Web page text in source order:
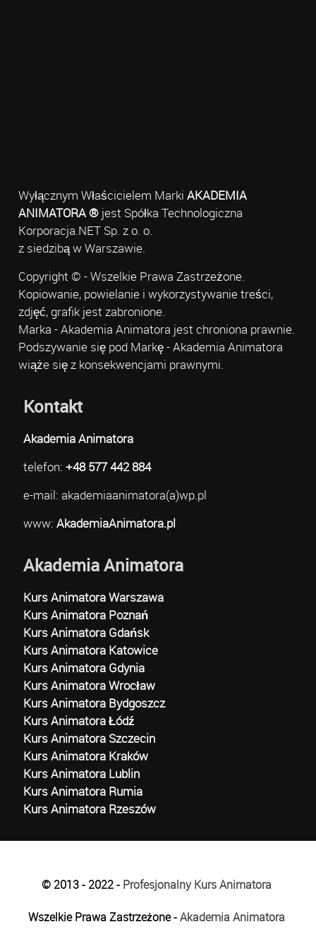
Wyłącznym Właścicielem Marki AKADEMIA
ANIMATORA ®jest Spółka Technologiczna
Korporacja.NET Sp. z o. o.
z siedzibą w Warszawie.
Copyright © - Wszelkie Prawa Zastrzeżone.
Kopiowanie, powielanie i wykorzystywanie treści,
zdjęć, grafik jest zabronione.
Marka - Akademia Animatora jest chroniona prawnie.
Podszywanie się pod Markę - Akademia Animatora
wiąże się z konsekwencjami prawnymi.
Kontakt
Akademia Animatora
telefon: +48 577 442 884
e-mail: akademiaanimatora(a)wp.pl
www: AkademiaAnimatora.pl
Akademia Animatora
Kurs Animatora Warszawa
Kurs Animatora Poznań
Kurs Animatora Gdańsk
Kurs Animatora Katowice
Kurs Animatora Gdynia
Kurs Animatora Wrocław
Kurs Animatora Bydgoszcz
Kurs Animatora Łódź
Kurs Animatora Szczecin
Kurs Animatora Kraków
Kurs Animatora Lublin
Kurs Animatora Rumia
Kurs Animatora Rzeszów
© 2013 - 2022 - Profesjonalny Kurs Animatora
Wszelkie Prawa Zastrzeżone -Akademia Animatora